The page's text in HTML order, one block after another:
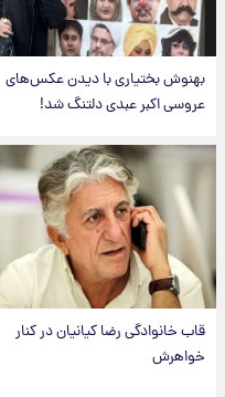
بهنوش بختیاری با دیدن عکس‌های
عروسی اکبر عبدی دلتنگ شد!
قاب خانوادگی رضا کیانیان در کنار
خواهرش